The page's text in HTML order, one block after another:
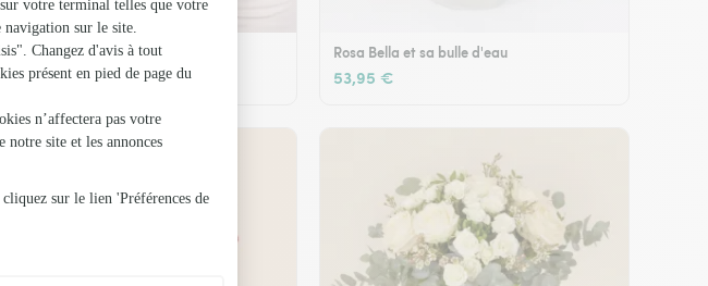
Plaisir fleuri
36,95 €
Rosa Bella et sa bulle d'eau
53,95 €